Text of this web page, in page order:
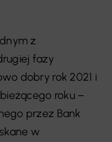
z
fazy
dobry rok 2021 i
roku –
przez Bank
w